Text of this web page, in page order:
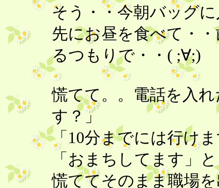
そう・・今朝バッグ
先にお昼を食べて・
るつもりで・・( ;∀;)
慌てて。。電話を入
す？」
「10分までには行け
「おまちしてます」
慌ててそのまま職場